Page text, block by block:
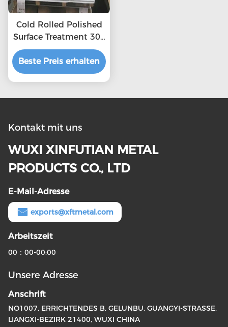
Cold Rolled Polished
Surface Treatment 304
2b Stainless Steel
Sheet
Beste Preis erhalten
Kontakt mit uns
WUXI XINFUTIAN METAL
PRODUCTS CO., LTD
E-Mail-Adresse
exports@xftmetal.com
Arbeitszeit
00：00-00:00
Unsere Adresse
Anschrift
NO1007, ERRICHTENDES B, GELUNBU, GUANGYI-STRASSE,
LIANGXI-BEZIRK 21400, WUXI CHINA